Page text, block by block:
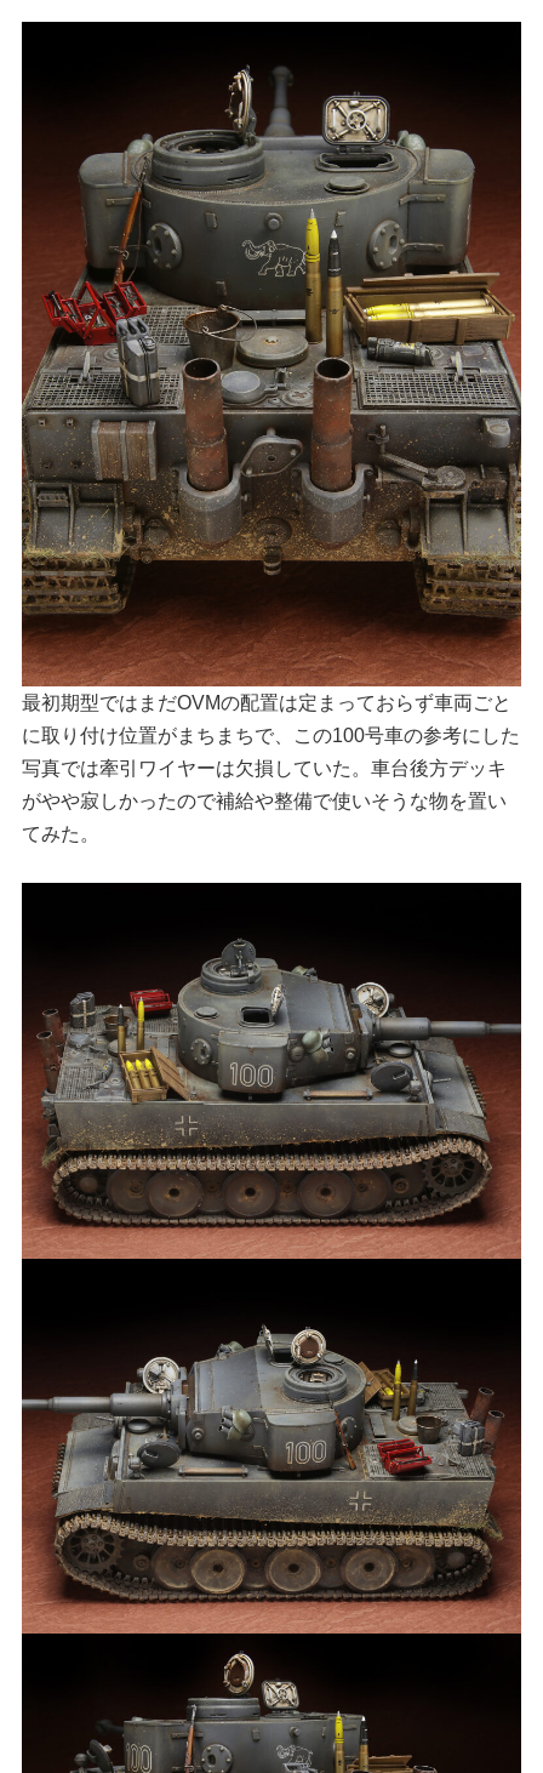
最初期型ではまだOVMの配置は定まっておらず車両ごと
に取り付け位置がまちまちで、この100号車の参考にした
写真では牽引ワイヤーは欠損していた。車台後方デッキ
がやや寂しかったので補給や整備で使いそうな物を置い
てみた。